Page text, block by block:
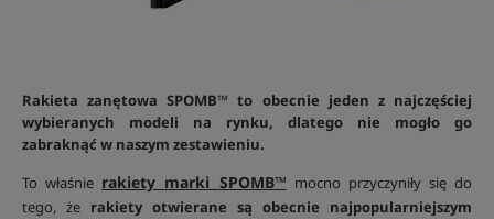
Rakieta zanętowa SPOMB™ to obecnie jeden z najczęściej
wybieranych modeli na rynku, dlatego nie mogło go
zabraknąć w naszym zestawieniu.
To właśnie rakiety marki SPOMB™ mocno przyczyniły się do
tego, że rakiety otwierane są obecnie najpopularniejszym